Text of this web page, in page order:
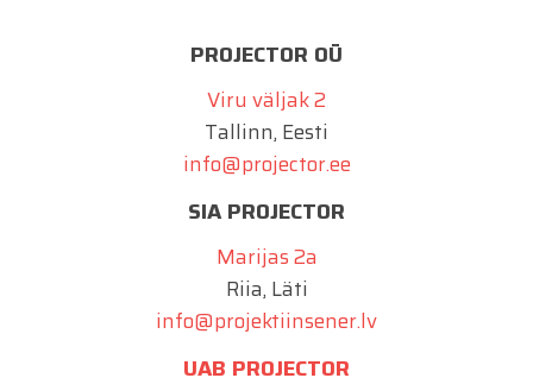
PROJECTOR OÜ
Viru väljak 2
Tallinn, Eesti
info@projector.ee
SIA PROJECTOR
Marijas 2a
Riia, Läti
info@projektiinsener.lv
UAB PROJECTOR